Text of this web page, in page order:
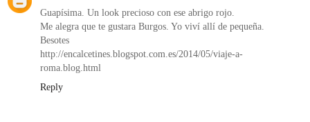
Guapísima. Un look precioso con ese abrigo rojo.
Me alegra que te gustara Burgos. Yo viví allí de pequeña.
Besotes
http://encalcetines.blogspot.com.es/2014/05/viaje-a-
roma.blog.html
Reply